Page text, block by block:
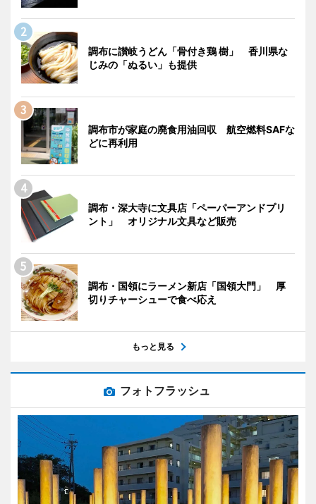
調布に讃岐うどん「骨付き鶏 樹」 香川県な
じみの「ぬるい」も提供
調布市が家庭の廃食用油回収 航空燃料SAFな
どに再利用
調布・深大寺に文具店「ペーパーアンドプリ
ント」 オリジナル文具など販売
調布・国領にラーメン新店「国領大門」 厚
切りチャーシューで食べ応え
もっと見る
フォトフラッシュ